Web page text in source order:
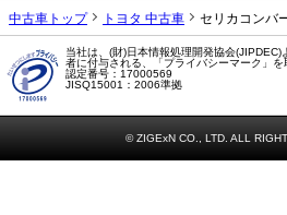
中古車トップ トヨタ 中古車 セリカコンバ
当社は、(財)日本情報処理開発協会
者に付与される、「プライバシーマーク」を
認定番号：17000569
JISQ15001：2006準拠
© ZIGExN CO., LTD. ALL